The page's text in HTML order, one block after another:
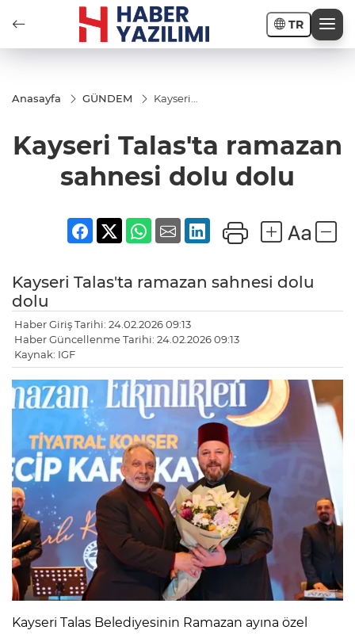
TR
Anasayfa GÜNDEM
Kayseri
sahnesi
dolu
Kayseri Talas'ta ramazan
sahnesi dolu dolu
Kayseri Talas'ta ramazan sahnesi dolu
dolu
Haber Giriş Tarihi: 24.02.2026 09:13
Haber Güncellenme Tarihi: 24.02.2026 09:13
Kaynak: IGF
Kayseri Talas Belediyesinin Ramazan ayına özel